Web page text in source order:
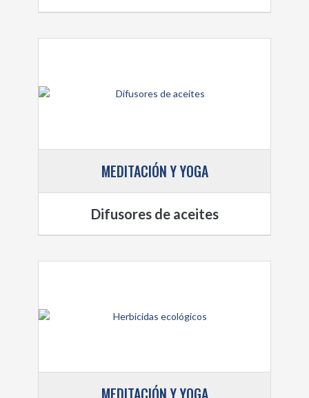
MEDITACIÓN Y YOGA
Difusores de aceites
MEDITACIÓN Y YOGA